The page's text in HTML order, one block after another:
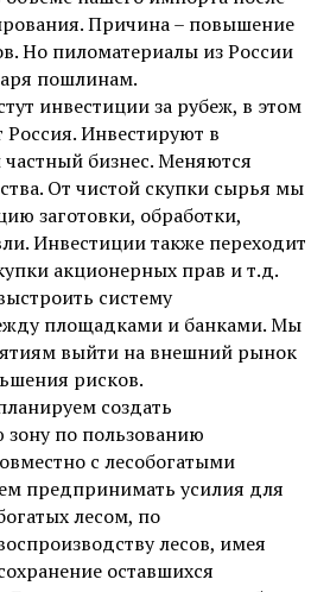
Причина – повышение
Но пиломатериалы из России
пошлинам.
инвестиции за рубеж, в этом
Россия. Инвестируют в
бизнес. Меняются
От чистой скупки сырья мы
заготовки, обработки,
Инвестиции также переходит
акционерных прав и т.д.
систему
площадками и банками. Мы
выйти на внешний рынок
рисков.
создать
по пользованию
с лесобогатыми
предпринимать усилия для
лесом, по
лесов, имея
оставшихся